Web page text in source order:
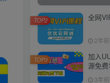
全网
2年前
TOP2
加入
源免费
3年前
TOP3